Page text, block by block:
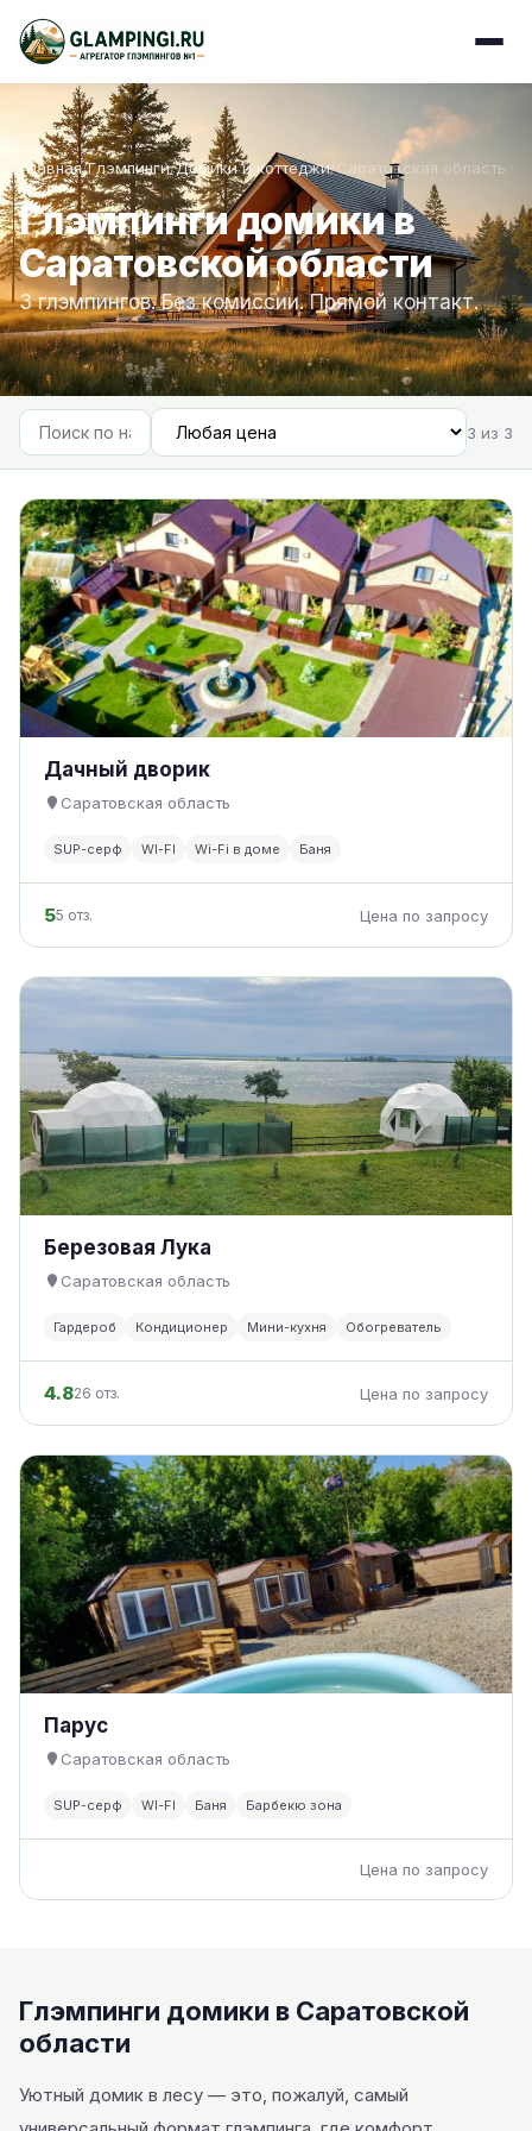
Главная/Глэмпинги/Домики и коттеджи/Саратовская область
Глэмпинги домики в
Саратовской области
3 глэмпингов. Без комиссии. Прямой контакт.
3 из 3
Дачный дворик
Саратовская область
SUP-серф WI-FI Wi-Fi в доме Баня
55 отз. Цена по запросу
Березовая Лука
Саратовская область
Гардероб Кондиционер Мини-кухня Обогреватель
4.826 отз. Цена по запросу
Парус
Саратовская область
SUP-серф WI-FI Баня Барбекю зона
Цена по запросу
Глэмпинги домики в Саратовской
области
Уютный домик в лесу — это, пожалуй, самый